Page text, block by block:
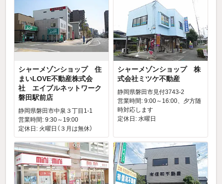
シャーメゾンショップ 住
まいLOVE不動産株式会
社 エイブルネットワーク
磐田駅前店
静岡県磐田市中泉３丁目1-1
営業時間: 9:30～19:00
定休日: 火曜日（３月は無休）
シャーメゾンショップ 株
式会社ミツケ不動産
静岡県磐田市見付3743-2
営業時間: 9:00～16:00、夕方随
時対応します
定休日: 水曜日